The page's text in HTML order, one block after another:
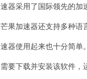
采用了国际领先的加
加速器还支持多种语
使用起来也十分简单。
下载并安装该软件，